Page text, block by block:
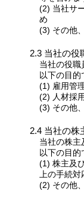
(2) 当社サ
め
(3) その他
2.3 当社の役
当社の役職
以下の目的
(1) 雇用管
(2) 人材採
(3) その他
2.4 当社の株
当社の株主
以下の目的
(1) 株主及
上の手続
(2) その他